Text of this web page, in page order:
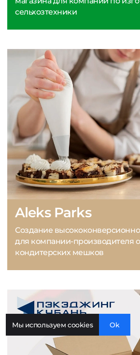
Aleks Parks
Создание
для компании-производителя
кондитерских мешков
сельхозтехники
Мы используем cookies Ok